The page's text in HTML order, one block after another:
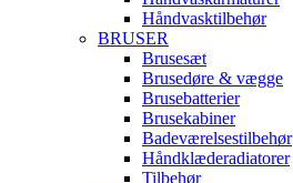
Håndvasktilbehør
BRUSER
Brusesæt
Brusedøre & vægge
Brusebatterier
Brusekabiner
Badeværelsestilbehør
Håndklæderadiatorer
Tilbehør